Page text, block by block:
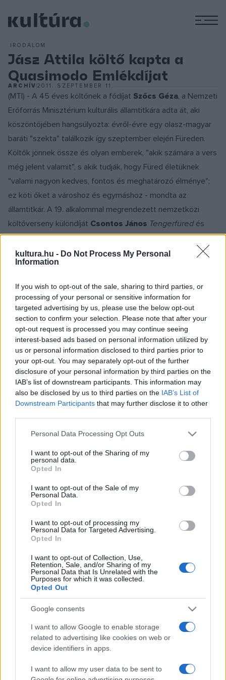
kultura.hu - Do Not Process My Personal
Information
If you wish to opt-out of the sale, sharing to third parties, or
processing of your personal or sensitive information for
targeted advertising by us, please use the below opt-out
section to confirm your selection. Please note that after your
opt-out request is processed you may continue seeing
interest-based ads based on personal information utilized by
us or personal information disclosed to third parties prior to
your opt-out. You may separately opt-out of the further
disclosure of your personal information by third parties on the
IAB’s list of downstream participants. This information may
also be disclosed by us to third parties on the IAB’s List of
Downstream Participants that may further disclose it to other
Please note that this website/app uses one or more Google
not limited to your visit or usage behaviour. You may click to
grant or deny consent to Google and its third-party tags to
use your data for below specified purposes in below Google
consent section.
Personal Data Processing Opt Outs
I want to opt-out of the Sharing of my
personal data.
Opted In
I want to opt-out of the Sale of my
Personal Data.
Opted In
I want to opt-out of processing my
Personal Data for Targeted Advertising.
Opted In
I want to opt-out of Collection, Use,
Retention, Sale, and/or Sharing of my
Personal Data that Is Unrelated with the
Purposes for which it was collected.
Opted Out
Google consents
I want to allow Google to enable storage
related to advertising like cookies on web or
device identifiers in apps.
I want to allow my user data to be sent to
IRODALOM
Jász Attila költő kapta a
Quasimodo Emlékdíjat
ARCHÍV2011. SZEPTEMBER 11.
(MTI) - A 45 éves költőnek a fődíjat Szőcs Géza, a Nemzeti
Erőforrás Minisztérium kulturális államtitkára adta át, aki
köszöntőjében hangsúlyozta: évről-évre egy olasz-magyar
baráti "szekta" találkozik így szeptember elején Füreden.
Költők jönnek össze és olyan emberek, "akik számára a vers
még jelent valamit", s akik tudják, hogy Füred életüknek
"valami nagyon kedves, fontos és meghatározó élménye";
ez köti őket a városhoz és egymáshoz - mondta az
államtitkár. A 19. alkalommal megrendezett nemzetközi
költőverseny különdíját Csontos János Tengerfüredés
Lackfi János Egy mondat az időrőlcímű verséért kapta.
Először ismeretek el a füredi költőversenyen különdíjjal
életművet; a díjat
A különdíjakat átadó Bóka István, Balatonfüred
polgármestere, országgyűlési képviselő emlékeztetett arra,
hogy az 1960-as években már megrendezték az írók
világtalálkozóját Balatonfüreden, 50 éve ültetett fát a
Tagore-sétányon a Nobel-díjas olasz költő Salvatore
Quasimodo, az egykori Lipták-házban pedig ma műfordítók
dolgoznak, és viszik a város jó hírét szerte a világba.
Hozzátette: a csaknem két évtizedes múltra visszatekintő
Quasimodo Nemzetközi Költőverseny pedig a magyar-olasz
Cserép László, a Quasimodo Alapítvány titkára közölte,
hogy idén rekord számú pályamű érkezett: 327 lírikus
összesen 600 alkotással jelentkezett. Több költő pályázott
Londonból is.
A Bertha Bulcsú-díjat - meghívásos pályázat volt irodalmi
riport, publicisztika kategóriában - öt író vehette át:
Szigethy Gábor. A díjatSzakonyi Károly
író, zsűrielnök
adta át.
A díjnyertes verseket a gálaesten Alessandro Quasimodo
színművész, a nagy olasz költő fia és Lukács Sándor
Kossuth-díjas színművész tolmácsolta olasz, illetve magyar
nyelven. A fődíjat elnyerő költő,Jász Attilaaz MTI-nek
elmondta: a füredi költőtalálkozónak híre, rangja van,
megtisztelő számára, hogy itt és ennyi pályázó között
nyerni tudott. A Naptemplom villanyfényben című verse az